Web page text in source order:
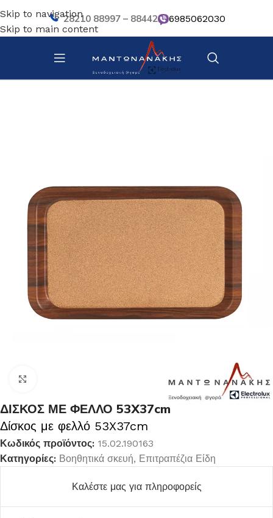
Skip to navigation
Skip to main content
28210 88997 – 88442 6985062030
Αρχική σελίδα/ Επιτραπέζια Είδη/ Βοηθητικά σκευή
ΔΙΣΚΟΣ ΜΕ ΦΕΛΛΟ 53X37cm
Δίσκος με φελλό 53X37cm
Κωδικός προϊόντος: 15.02.190163
Κατηγορίες: Βοηθητικά σκευή, Επιτραπέζια Είδη
Καλέστε μας για πληροφορείς